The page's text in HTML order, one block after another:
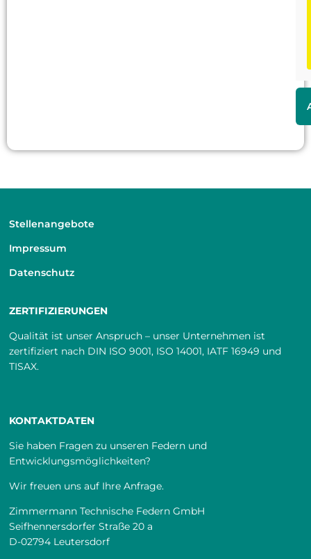
Stellenangebote
Impressum
Datenschutz
ZERTIFIZIERUNGEN
Qualität ist unser Anspruch – unser Unternehmen ist
zertifiziert nach DIN ISO 9001, ISO 14001, IATF 16949 und
TISAX.
KONTAKTDATEN
Sie haben Fragen zu unseren Federn und
Entwicklungsmöglichkeiten?
Wir freuen uns auf Ihre Anfrage.
Zimmermann Technische Federn GmbH
Seifhennersdorfer Straße 20 a
D-02794 Leutersdorf